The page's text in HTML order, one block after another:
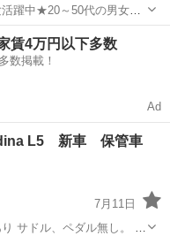
躍中★20～50代の男女活
らマイカー通勤OK！無料
松茂町》 人気の工
賃4万円以下多数
数掲載！
Ad
7月11日
サドル、ペダル無し。 未